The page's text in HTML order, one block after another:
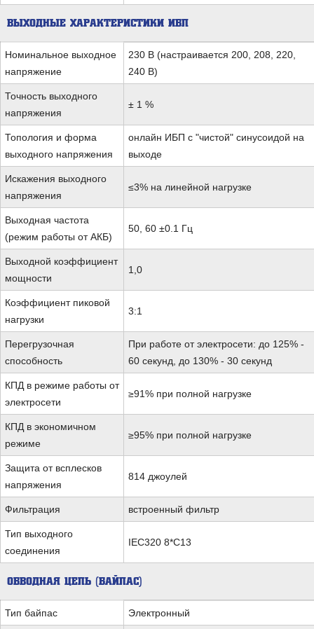
ВЫХОДНЫЕ ХАРАКТЕРИСТИКИ ИБП
Номинальное выходное
напряжение
230 В (настраивается 200, 208, 220,
240 В)
Точность выходного
напряжения
± 1 %
Топология и форма
выходного напряжения
онлайн ИБП с "чистой" синусоидой на
выходе
Искажения выходного
напряжения
≤3% на линейной нагрузке
Выходная частота
(режим работы от АКБ)
50, 60 ±0.1 Гц
Выходной коэффициент
мощности
1,0
Коэффициент пиковой
нагрузки
3:1
Перегрузочная
способность
При работе от электросети: до 125% -
60 секунд, до 130% - 30 секунд
КПД в режиме работы от
электросети
≥91% при полной нагрузке
КПД в экономичном
режиме
≥95% при полной нагрузке
Защита от всплесков
напряжения
814 джоулей
Фильтрация встроенный фильтр
Тип выходного
соединения
IEC320 8*C13
ОБВОДНАЯ ЦЕПЬ (БАЙПАС)
Тип байпас Электронный